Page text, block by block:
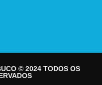
© 2024 TODOS OS